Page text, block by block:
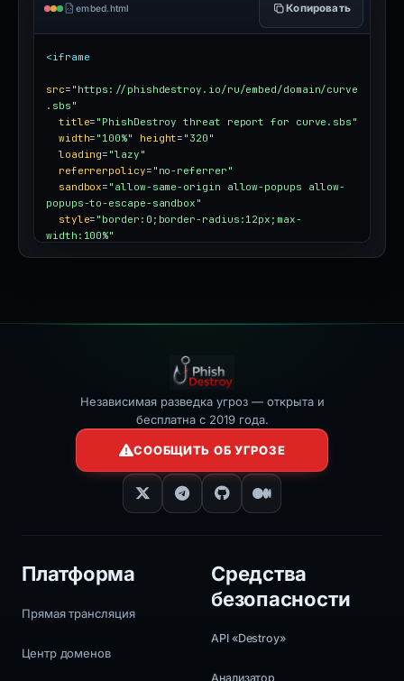
embed.html Копировать
<iframe
src= "https://phishdestroy.io/ru/embed/domain/curve
.sbs"
title= "PhishDestroy threat report for curve.sbs"
width= "100%" height= "320"
loading= "lazy"
referrerpolicy= "no-referrer"
sandbox= "allow-same-origin allow-popups allow-
popups-to-escape-sandbox"
style= "border:0;border-radius:12px;max-
width:100%"
Независимая разведка угроз — открыта и
бесплатна с 2019 года.
СООБЩИТЬ ОБ УГРОЗЕ
Платформа
Прямая трансляция
Центр доменов
Средства
безопасности
API «Destroy»
Анализатор